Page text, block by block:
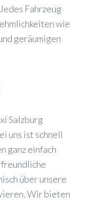
Fahrzeug
wie
geräumigen
Salzburg
uns ist schnell
ganz einfach
über unsere
Wir bieten